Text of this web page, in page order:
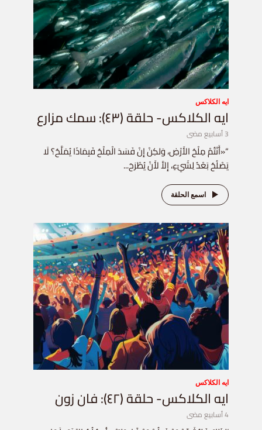
ايه الكلاكس
ايه الكلاكس- حلقة (٤٣): سمك مزارع
3 أسابيع مضى
“«أَنْتُمْ مِلْحُ الأَرْضِ، وَلكِنْ إِنْ فَسَدَ الْمِلْحُ فَبِمَاذَا يُمَلَّحُ؟ لَا
يَصْلُحُ بَعْدُ لِشَيْءٍ، إِلاَّ لأَنْ يُطْرَحَ...
اسمع الحلقة
ايه الكلاكس
ايه الكلاكس- حلقة (٤٢): فان زون
4 أسابيع مضى